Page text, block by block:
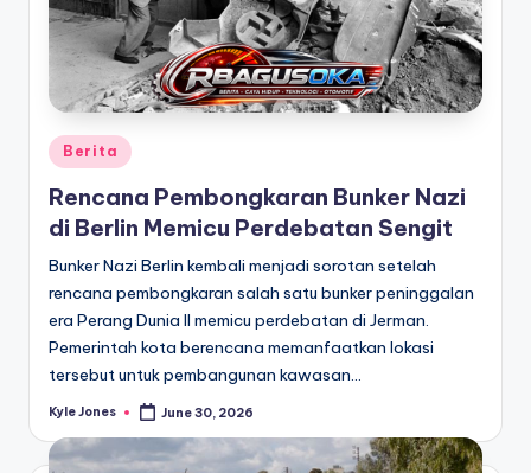
Posted
in
Berita
Rencana Pembongkaran Bunker Nazi
di Berlin Memicu Perdebatan Sengit
Bunker Nazi Berlin kembali menjadi sorotan setelah
rencana pembongkaran salah satu bunker peninggalan
era Perang Dunia II memicu perdebatan di Jerman.
Pemerintah kota berencana memanfaatkan lokasi
tersebut untuk pembangunan kawasan…
Posted
Kyle Jones June 30, 2026